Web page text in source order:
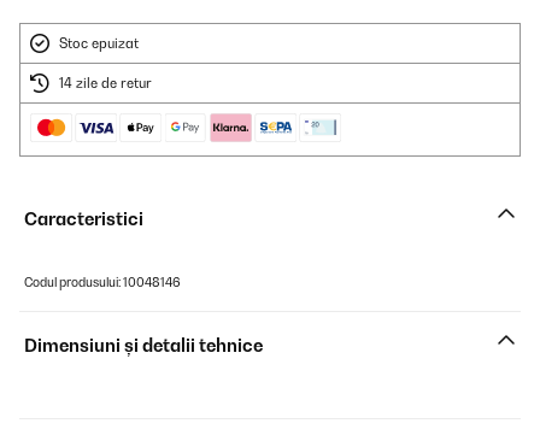
Stoc epuizat
14 zile de retur
Caracteristici
Codul produsului: 10048146
Dimensiuni și detalii tehnice